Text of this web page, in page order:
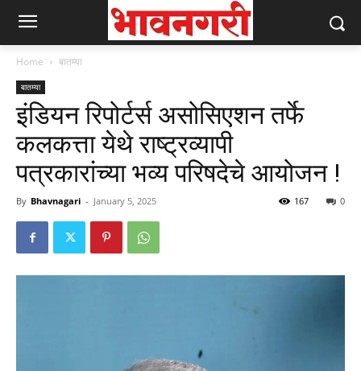
Home बातम्या
बातम्या
इंडियन रिपोर्टर्स असोसिएशन तर्फे
कलकत्ता येथे राष्ट्रव्यापी
पत्रकारांच्या भव्य परिषदेचे आयोजन !
By Bhavnagari - January 5, 2025 0
167